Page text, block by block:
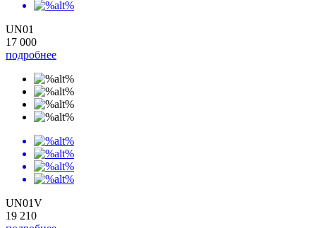
UN01
17 000
подробнее
UN01V
19 210